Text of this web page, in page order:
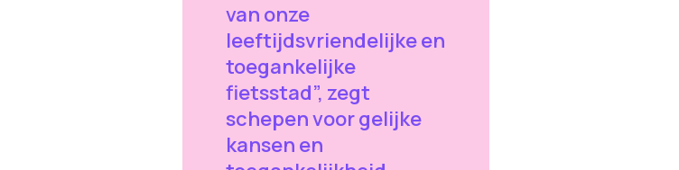
van onze
leeftijdsvriendelijke en
toegankelijke
fietsstad”, zegt
schepen voor gelijke
kansen en